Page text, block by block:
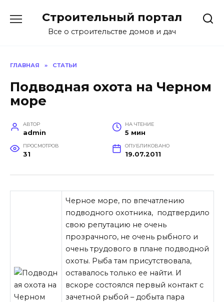
содержанию
Строительный портал
Все о строительстве домов и дач
ГЛАВНАЯ » СТАТЬИ
Подводная охота на Черном
море
АВТОР
admin
НА ЧТЕНИЕ
5 мин
ПРОСМОТРОВ
31
ОПУБЛИКОВАНО
19.07.2011
Черное море, по впечатлению
подводного охотника, подтвердило
свою репутацию не очень
прозрачного, не очень рыбного и
очень трудового в плане подводной
охоты. Рыба там присутствовала,
оставалось только ее найти. И
вскоре состоялся первый контакт с
зачетной рыбой – добыта пара